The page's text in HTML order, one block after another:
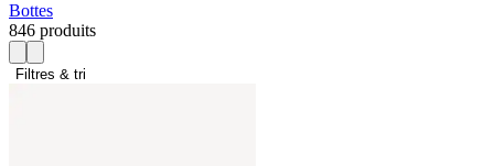
Bottes
846 produits